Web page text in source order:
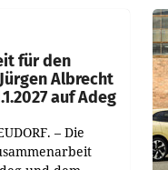
„Kreislauf-
Müller-Filialen
für den
Albrecht
auf Adeg
– Die